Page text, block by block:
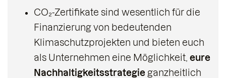
CO₂-Zertifikate sind wesentlich für die
Finanzierung von bedeutenden
Klimaschutzprojekten und bieten euch
als Unternehmen eine Möglichkeit, eure
Nachhaltigkeitsstrategie ganzheitlich